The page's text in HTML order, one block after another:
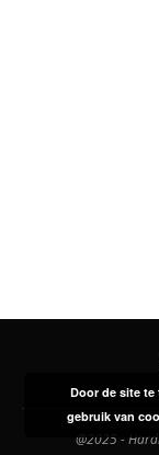
@2025 -
Door de site
gebruik van